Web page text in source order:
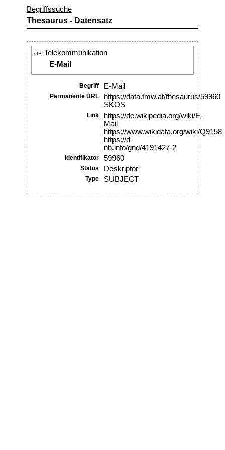
Begriffssuche
Thesaurus - Datensatz
OB Telekommunikation
E-Mail
Begriff E-Mail
Permanente URL
https://data.tmw.at/thesaurus/59960
SKOS
Link
https://de.wikipedia.org/wiki/E-
Mail
https://www.wikidata.org/wiki/Q9158
https://d-
nb.info/gnd/4191427-2
Identifikator 59960
Status Deskriptor
Type SUBJECT